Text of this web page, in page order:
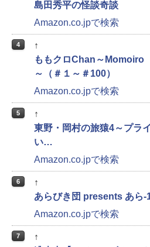
島田秀平の怪談奇談
Amazon.co.jpで検索
4
↑
ももクロChan～
～（＃１～＃100）
Amazon.co.jpで検索
5
↑
東野・岡村の旅猿4～プラ
い…
Amazon.co.jpで検索
6
↑
あらびき団 presents あら-
Amazon.co.jpで検索
7
↑